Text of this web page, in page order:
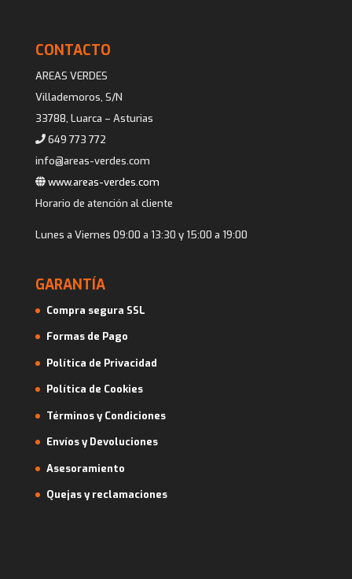
CONTACTO
AREAS VERDES
Villademoros, S/N
33788, Luarca – Asturias
649 773 772
info@areas-verdes.com
www.areas-verdes.com
Horario de atención al cliente
Lunes a Viernes 09:00 a 13:30 y 15:00 a 19:00
GARANTÍA
Compra segura SSL
Formas de Pago
Política de Privacidad
Política de Cookies
Términos y Condiciones
Envíos y Devoluciones
Asesoramiento
Quejas y reclamaciones